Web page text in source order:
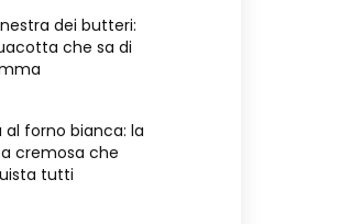
dei butteri:
che sa di
al forno bianca: la
cremosa che
tutti